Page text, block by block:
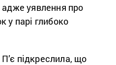
адже уявлення про
у парі глибоко
підкреслила, що